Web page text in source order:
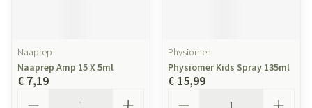
Naaprep
Naaprep Amp 15 X 5ml
€ 7,19
Physiomer
Physiomer Kids Spray 135ml
€ 15,99